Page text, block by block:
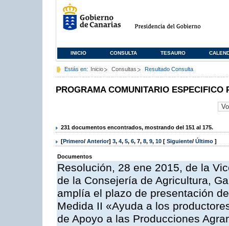
INICIO CONSULTA TESAURO
Estás en: Inicio Consultas Resultado Consulta
PROGRAMA COMUNITARIO ESPECIFICO
231 documentos encontrados, mostrando del 151 al 175.
[Primero/ Anterior] 3, 4, 5, 6, 7, 8, 9, 10 [ Siguiente/ Último ]
Documentos
Resolución, 28 ene 2015, de la
de la Consejería de Agricultura,
amplía el plazo de presentación
Medida II «Ayuda a los
de Apoyo a las Producciones